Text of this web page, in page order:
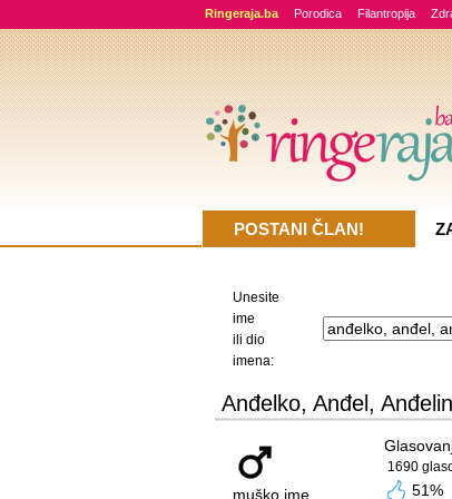
Ringeraja.ba Porodica Filantropija
Unesite
ime
ili dio
imena:
Anđelko, Anđel,
muško ime
1690
51%
POSTANI ČLAN!